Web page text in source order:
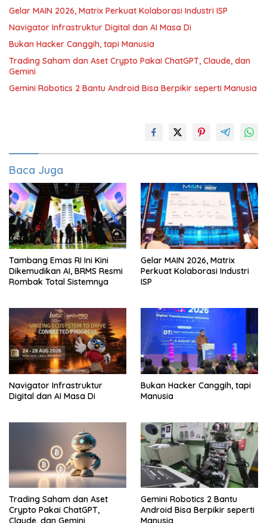
Gelar MAIN 2026, Matrix Perkuat Kolaborasi Industri ISP
Navigator Infrastruktur Digital dan AI Masa Di
Bukan Hacker Canggih, tapi Manusia
Trading Saham dan Aset Crypto Pakai ChatGPT, Claude, dan
Gemini
Gemini Robotics 2 Bantu Android Bisa Berpikir seperti Manusia
Baca Juga
Tambang Emas RI Ini Kini
Dikemudikan AI, BRMS Resmi
Rombak Total Sistemnya
Gelar MAIN 2026, Matrix
Perkuat Kolaborasi Industri
ISP
Navigator Infrastruktur
Digital dan AI Masa Di
Bukan Hacker Canggih, tapi
Manusia
Trading Saham dan Aset
Crypto Pakai ChatGPT,
Gemini Robotics 2 Bantu
Android Bisa Berpikir seperti